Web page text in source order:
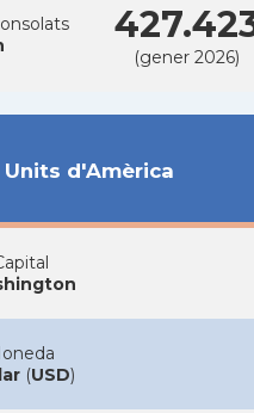
(gener 2026)
d'Amèrica
(USD)